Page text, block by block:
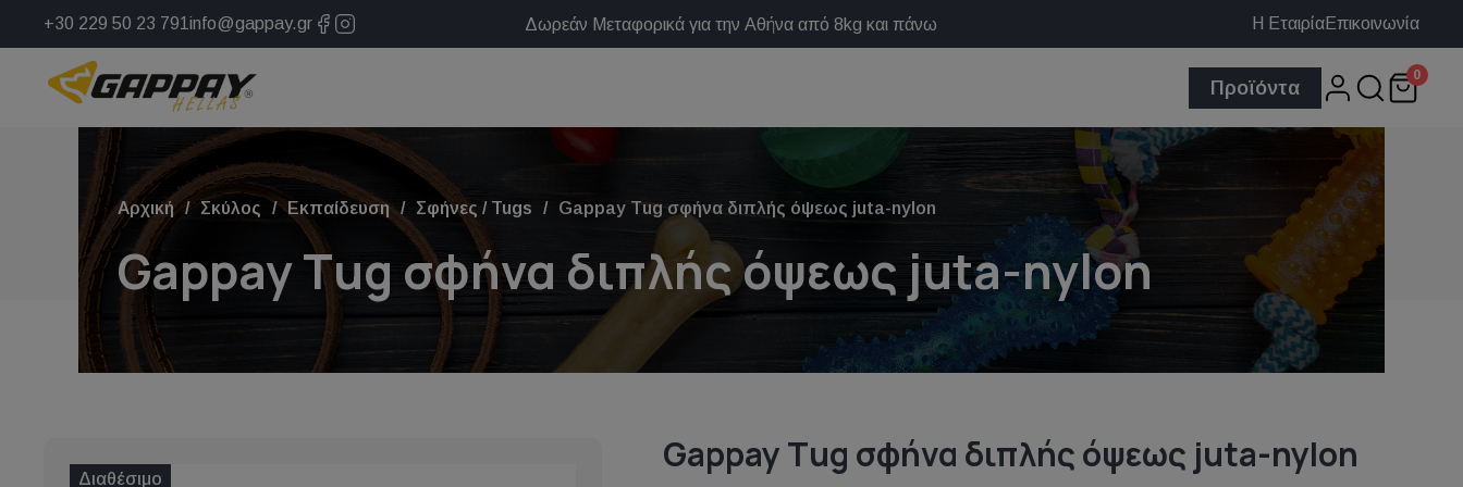
+30 229 50 23 791info@gappay.gr Δωρεάν Μεταφορικά για την Αθήνα από 8kg και πάνω Η ΕταιρίαΕπικοινωνία
Προϊόντα
0
Αρχική Σκύλος Εκπαίδευση Σφήνες / Tugs Gappay Τug σφήνα διπλής όψεως juta-nylon
Gappay Τug σφήνα διπλής όψεως juta-nylon
Διαθέσιμο
Gappay Τug σφήνα διπλής όψεως juta-nylon